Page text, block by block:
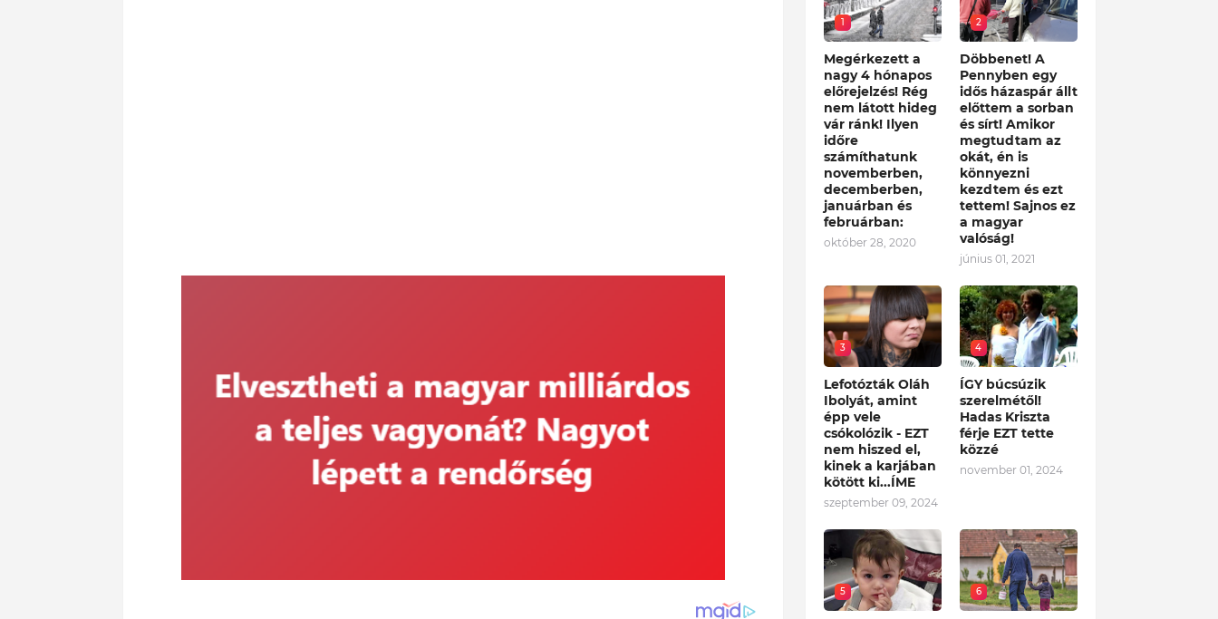
1
Megérkezett a
nagy 4 hónapos
előrejelzés! Rég
nem látott hideg
vár ránk! Ilyen
időre
számíthatunk
novemberben,
decemberben,
januárban és
februárban:
október 28, 2020
2
Döbbenet! A
Pennyben egy
idős házaspár állt
előttem a sorban
és sírt! Amikor
megtudtam az
okát, én is
könnyezni
kezdtem és ezt
tettem! Sajnos ez
a magyar
valóság!
június 01, 2021
3
Lefotózták Oláh
Ibolyát, amint
épp vele
csókolózik - EZT
nem hiszed el,
kinek a karjában
kötött ki...ÍME
szeptember 09, 2024
4
ÍGY búcsúzik
szerelmétől!
Hadas Kriszta
férje EZT tette
közzé
november 01, 2024
5 6